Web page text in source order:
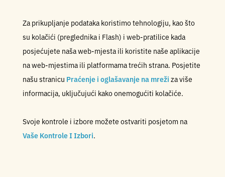
Za prikupljanje podataka koristimo tehnologiju, kao što
su kolačići (preglednika i Flash) i web-pratilice kada
posjećujete naša web-mjesta ili koristite naše aplikacije
na web-mjestima ili platformama trećih strana. Posjetite
našu stranicu Praćenje i oglašavanje na mreži za više
informacija, uključujući kako onemogućiti kolačiće.
Svoje kontrole i izbore možete ostvariti posjetom na
Vaše Kontrole I Izbori.